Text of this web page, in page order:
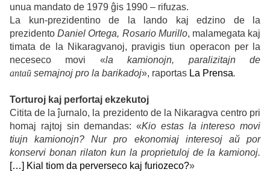
unua mandato de 1979 ĝis 1990 – rifuzas.
La kun-prezidentino de la lando kaj edzino de la
prezidentoDaniel Ortega, Rosario Murillo, malamegata kaj
timata de la Nikaragvanoj, pravigis tiun operacon per la
neceseco movi «la kamionojn, paralizitajn de
antaŭ semajnoj pro la barikadoj», raportas La Prensa.
Torturoj kaj perfortaj ekzekutoj
Citita de la ĵurnalo, la prezidento de la Nikaragva centro pri
homaj rajtoj sin demandas: «Kio estas la intereso movi
tiujn kamionojn? Nur pro ekonomiaj interesoj aŭ por
konservi bonan rilaton kun la proprietuloj de la kamionoj.
[…] Kial tiom da perverseco kaj furiozeco?»